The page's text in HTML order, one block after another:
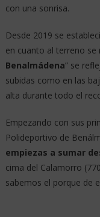
con una sonrisa.
Desde 2019 se
en cuanto al terreno se
Benalmádena” se
subidas como en las
alta durante todo el
Empezando con sus
Polideportivo de
empiezas a sumar
cima del Calamorro
sabemos el porque de